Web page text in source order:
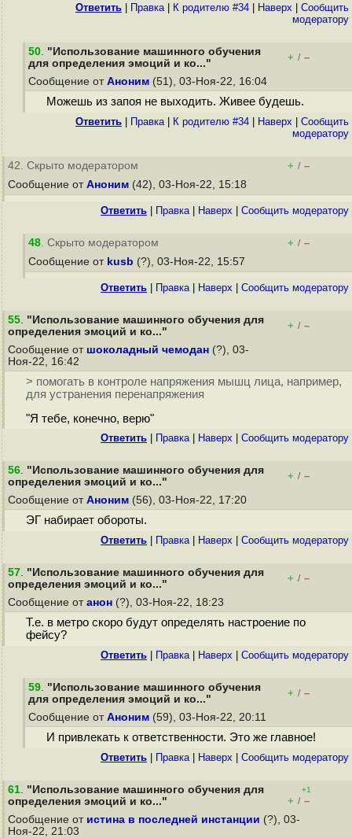
Ответить Правка| К родителю #34 Наверх
Cообщить
модератору
50. "Использование машинного обучения
для определения эмоций и ко..."
+ / –
Сообщение от Аноним (51), 03-Ноя-22, 16:04
Можешь из запоя не выходить. Живее будешь.
Ответить Правка| К родителю #34 Наверх
Cообщить
модератору
42. Скрыто модератором + / –
Сообщение от Аноним (42), 03-Ноя-22, 15:18
Ответить Правка| Наверх Cообщить модератору
48. Скрыто модератором + / –
Сообщение от kusb (?), 03-Ноя-22, 15:57
Ответить Правка| Наверх Cообщить модератору
55. "Использование машинного обучения для
определения эмоций и ко..."
+ / –
Сообщение от шоколадный чемодан (?), 03-
Ноя-22, 16:42
> помогать в контроле напряжения мышц лица, например,
для устранения перенапряжения
"Я тебе, конечно, верю"
Ответить Правка| Наверх Cообщить модератору
56. "Использование машинного обучения для
определения эмоций и ко..."
+ / –
Сообщение от Аноним (56), 03-Ноя-22, 17:20
ЭГ набирает обороты.
Ответить Правка| Наверх Cообщить модератору
57. "Использование машинного обучения для
определения эмоций и ко..."
+ / –
Сообщение от анон (?), 03-Ноя-22, 18:23
Т.е. в метро скоро будут определять настроение по
фейсу?
Ответить Правка| Наверх Cообщить модератору
59. "Использование машинного обучения
для определения эмоций и ко..."
+ / –
Сообщение от Аноним (59), 03-Ноя-22, 20:11
И привлекать к ответственности. Это же главное!
Ответить Правка| Наверх Cообщить модератору
61. "Использование машинного обучения для
определения эмоций и ко..."
+1
+ / –
Сообщение от истина в последней инстанции (?), 03-
Ноя-22, 21:03